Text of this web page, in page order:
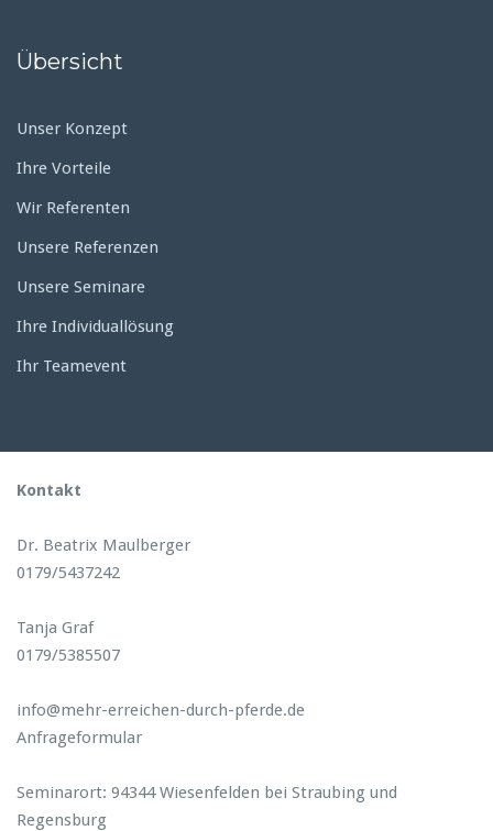
Übersicht
Unser Konzept
Ihre Vorteile
Wir Referenten
Unsere Referenzen
Unsere Seminare
Ihre Individuallösung
Ihr Teamevent
Kontakt
Dr. Beatrix Maulberger
0179/5437242
Tanja Graf
0179/5385507
info@mehr-erreichen-durch-pferde.de
Anfrageformular
Seminarort: 94344 Wiesenfelden bei Straubing und
Regensburg